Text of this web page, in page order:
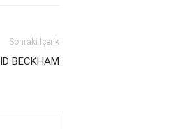
Sonraki İçerik
BECKHAM